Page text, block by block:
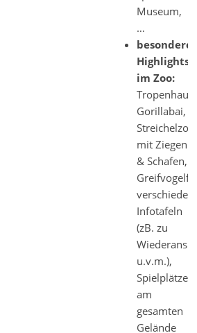
Museum,
…
besondere
Highlights
im Zoo:
Tropenhaus,
Gorillabai,
Streichelzoo
mit Ziegen
& Schafen,
Infotafeln
(zB. zu
u.v.m.),
Spielplätze
am
gesamten
Gelände